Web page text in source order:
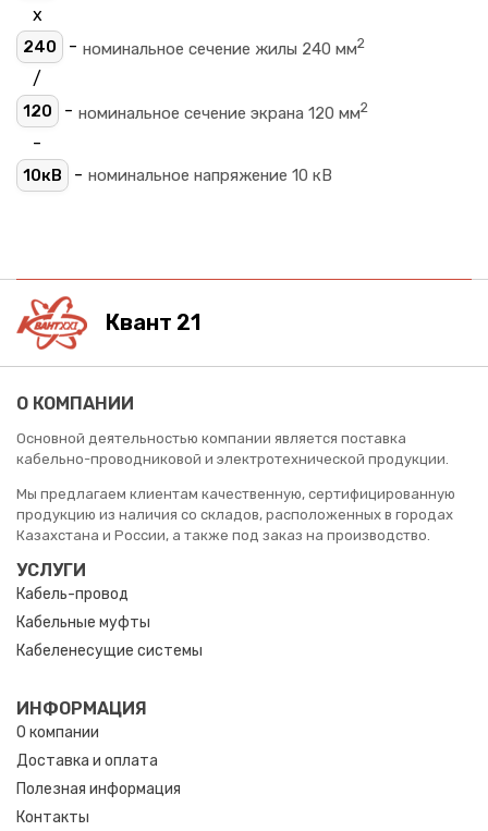
х
240 - номинальное сечение жилы 240 мм2
/
120 - номинальное сечение экрана 120 мм2
-
10кВ - номинальное напряжение 10 кВ
Квант 21
О КОМПАНИИ
Основной деятельностью компании является поставка
кабельно-проводниковой и электротехнической продукции.
Мы предлагаем клиентам качественную, сертифицированную
продукцию из наличия со складов, расположенных в городах
Казахстана и России, а также под заказ на производство.
УСЛУГИ
Кабель-провод
Кабельные муфты
Кабеленесущие системы
ИНФОРМАЦИЯ
О компании
Доставка и оплата
Полезная информация
Контакты